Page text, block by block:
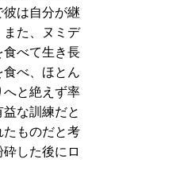
は自分が継
また、ヌミデ
食べて生き長
べ、ほとん
へと絶えず率
な訓練だと
たものだと考
した後にロ